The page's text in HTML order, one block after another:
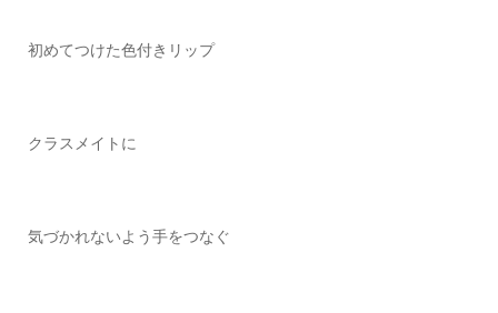
初めてつけた色付きリップ
クラスメイトに
気づかれないよう手をつなぐ